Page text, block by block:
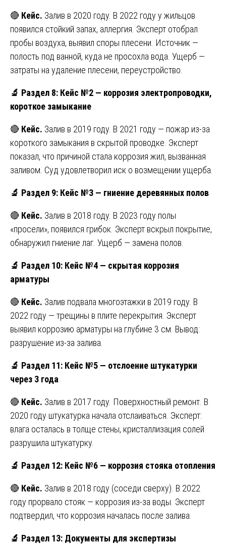
🔴 Кейс. Залив в 2020 году. В 2022 году у жильцов
появился стойкий запах, аллергия. Эксперт отобрал
пробы воздуха, выявил споры плесени. Источник —
полость под ванной, куда не просохла вода. Ущерб —
затраты на удаление плесени, переустройство.
🔬 Раздел 8: Кейс №2 — коррозия электропроводки,
короткое замыкание
🔴 Кейс. Залив в 2019 году. В 2021 году — пожар из-за
короткого замыкания в скрытой проводке. Эксперт
показал, что причиной стала коррозия жил, вызванная
заливом. Суд удовлетворил иск о возмещении ущерба.
🔬 Раздел 9: Кейс №3 — гниение деревянных полов
🔴 Кейс. Залив в 2018 году. В 2023 году полы
«просели», появился грибок. Эксперт вскрыл покрытие,
обнаружил гниение лаг. Ущерб — замена полов.
🔬 Раздел 10: Кейс №4 — скрытая коррозия
арматуры
🔴 Кейс. Залив подвала многоэтажки в 2019 году. В
2022 году — трещины в плите перекрытия. Эксперт
выявил коррозию арматуры на глубине 3 см. Вывод:
разрушение из-за залива.
🔬 Раздел 11: Кейс №5 — отслоение штукатурки
через 3 года
🔴 Кейс. Залив в 2017 году. Поверхностный ремонт. В
2020 году штукатурка начала отслаиваться. Эксперт:
влага осталась в толще стены, кристаллизация солей
разрушила штукатурку.
🔬 Раздел 12: Кейс №6 — коррозия стояка отопления
🔴 Кейс. Залив в 2018 году (соседи сверху). В 2022
году прорвало стояк — коррозия из-за воды. Эксперт
подтвердил, что коррозия началась после залива.
🔬 Раздел 13: Документы для экспертизы